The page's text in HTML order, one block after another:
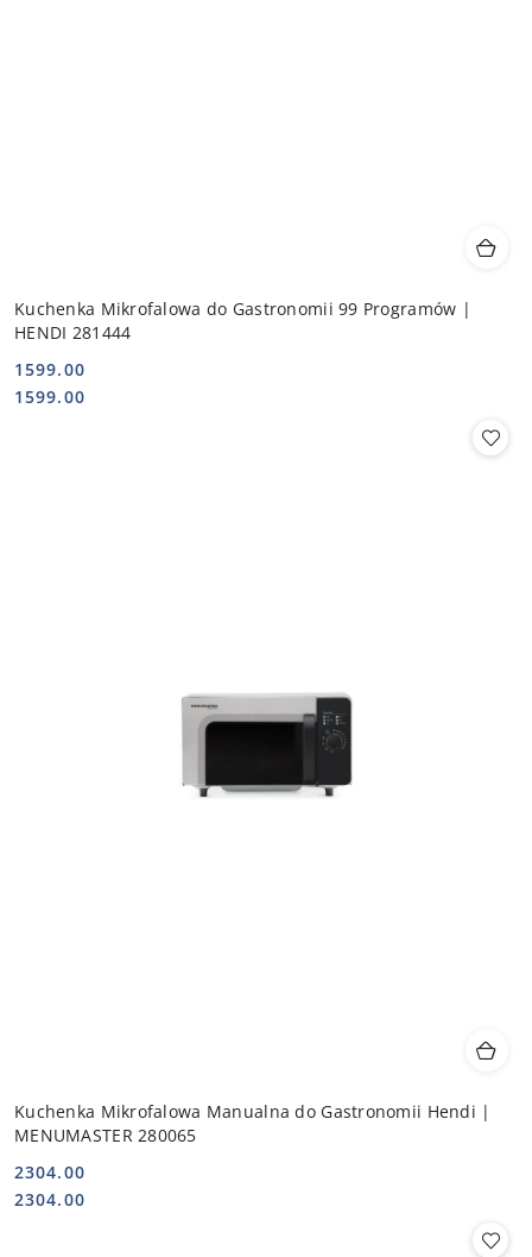
Kuchenka Mikrofalowa do Gastronomii 99 Programów |
HENDI 281444
Cena:
1599.00
Cena:
1599.00
Kuchenka Mikrofalowa Manualna do Gastronomii Hendi |
MENUMASTER 280065
Cena:
2304.00
Cena:
2304.00